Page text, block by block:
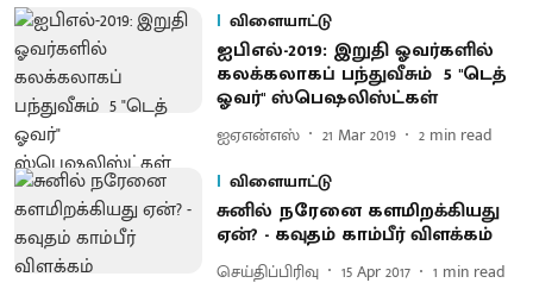
விளையாட்டு
ஐபிஎல்-2019: இறுதி ஓவர்களில்
கலக்கலாகப் பந்துவீசும் 5 "டெத்
ஓவர்" ஸ்பெஷலிஸ்ட்கள்
ஐஏஎன்எஸ் 21 Mar 2019 2 min read
விளையாட்டு
சுனில் நரேனை களமிறக்கியது
ஏன்? - கவுதம் காம்பீர் விளக்கம்
செய்திப்பிரிவு 15 Apr 2017 1 min read